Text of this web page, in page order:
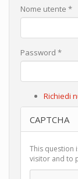
Nome utente *
Password *
Richiedi
CAPTCHA
This question
visitor and to